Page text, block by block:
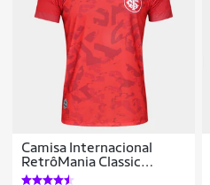
Camisa Internacional
RetrôMania Classic
Masculina